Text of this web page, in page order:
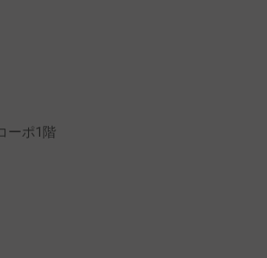
ーポ1階